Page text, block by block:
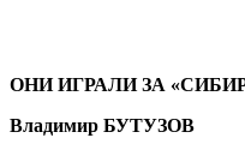
ОНИ ИГРАЛИ ЗА
Владимир БУТУЗОВ